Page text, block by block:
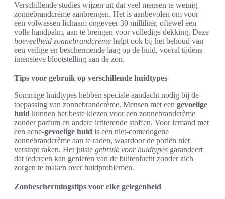
Verschillende studies wijzen uit dat veel mensen te weinig
zonnebrandcrème aanbrengen. Het is aanbevolen om voor
een volwassen lichaam ongeveer 30 milliliter, oftewel een
volle handpalm, aan te brengen voor volledige dekking. Deze
hoeveelheid zonnebrandcrème helpt ook bij het behoud van
een veilige en beschermende laag op de huid, vooral tijdens
intensieve blootstelling aan de zon.
Tips voor gebruik op verschillende huidtypes
Sommige huidtypes hebben speciale aandacht nodig bij de
toepassing van zonnebrandcrème. Mensen met een gevoelige
huid kunnen het beste kiezen voor een zonnebrandcrème
zonder parfum en andere irriterende stoffen. Voor iemand met
een acne-gevoelige huid is een niet-comedogene
zonnebrandcrème aan te raden, waardoor de poriën niet
verstopt raken. Het juiste gebruik voor huidtypes garandeert
dat iedereen kan genieten van de buitenlucht zonder zich
zorgen te maken over huidproblemen.
Zonbeschermingstips voor elke gelegenheid